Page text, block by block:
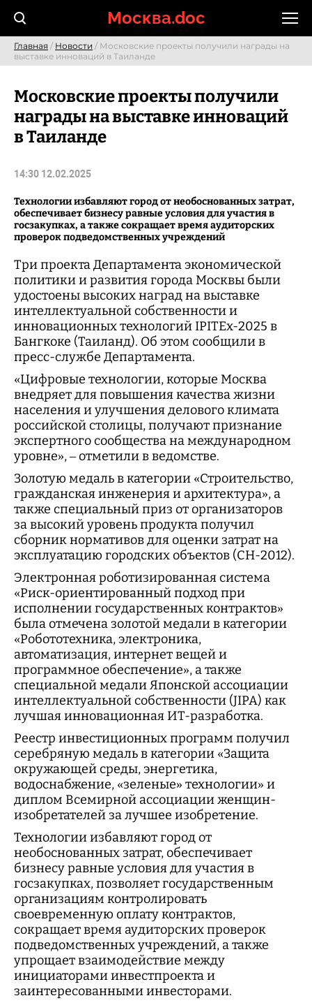
Москва.doc
Главная / Новости / Московские проекты получили награды на
выставке инноваций в Таиланде
Московские проекты получили
награды на выставке инноваций
в Таиланде
14:30 12.02.2025
Технологии избавляют город от необоснованных затрат,
обеспечивает бизнесу равные условия для участия в
госзакупках, а также сокращает время аудиторских
проверок подведомственных учреждений
Три проекта Департамента экономической
политики и развития города Москвы были
удостоены высоких наград на выставке
интеллектуальной собственности и
инновационных технологий IPITEx-2025 в
Бангкоке (Таиланд). Об этом сообщили в
пресс-службе Департамента.
«Цифровые технологии, которые Москва
внедряет для повышения качества жизни
населения и улучшения делового климата
российской столицы, получают признание
экспертного сообщества на международном
уровне», – отметили в ведомстве.
Золотую медаль в категории «Строительство,
гражданская инженерия и архитектура», а
также специальный приз от организаторов
за высокий уровень продукта получил
сборник нормативов для оценки затрат на
эксплуатацию городских объектов (СН-2012).
Электронная роботизированная система
«Риск-ориентированный подход при
исполнении государственных контрактов»
была отмечена золотой медали в категории
«Робототехника, электроника,
автоматизация, интернет вещей и
программное обеспечение», а также
специальной медали Японской ассоциации
интеллектуальной собственности (JIPA) как
лучшая инновационная ИТ-разработка.
Реестр инвестиционных программ получил
серебряную медаль в категории «Защита
окружающей среды, энергетика,
водоснабжение, «зеленые» технологии» и
диплом Всемирной ассоциации женщин-
изобретателей за лучшее изобретение.
Технологии избавляют город от
необоснованных затрат, обеспечивает
бизнесу равные условия для участия в
госзакупках, позволяет государственным
организациям контролировать
своевременную оплату контрактов,
сокращает время аудиторских проверок
подведомственных учреждений, а также
упрощает взаимодействие между
инициаторами инвестпроекта и
заинтересованными инвесторами.